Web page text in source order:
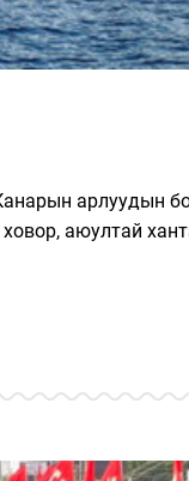
арлуудын
аюултай